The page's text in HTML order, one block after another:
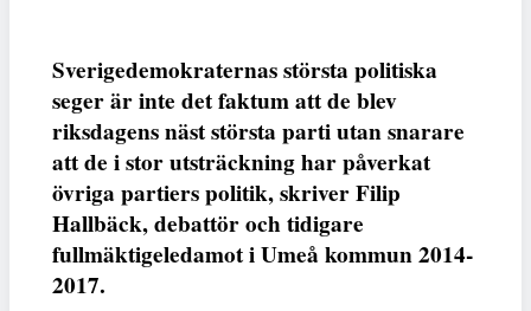
Sverigedemokraternas största politiska
seger är inte det faktum att de blev
riksdagens näst största parti utan snarare
att de i stor utsträckning har påverkat
övriga partiers politik, skriver Filip
Hallbäck, debattör och tidigare
fullmäktigeledamot i Umeå kommun 2014-
2017.